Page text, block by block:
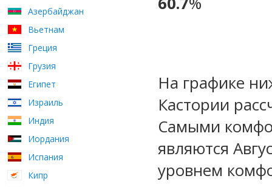
Азербайджан
Вьетнам
Греция
Грузия
Египет
Израиль
Индия
Иордания
Испания
Кипр
На графике
Кастории
Самыми
являются
уровнем